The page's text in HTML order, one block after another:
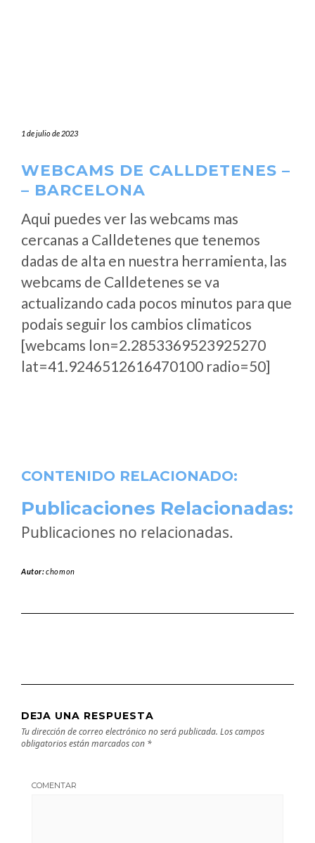
1 de julio de 2023
WEBCAMS DE CALLDETENES –
– BARCELONA
Aqui puedes ver las webcams mas
cercanas a Calldetenes que tenemos
dadas de alta en nuestra herramienta, las
webcams de Calldetenes se va
actualizando cada pocos minutos para que
podais seguir los cambios climaticos
[webcams lon=2.2853369523925270
lat=41.9246512616470100 radio=50]
CONTENIDO RELACIONADO:
Publicaciones Relacionadas:
Publicaciones no relacionadas.
Autor:chomon
DEJA UNA RESPUESTA
Tu dirección de correo electrónico no será publicada. Los campos
obligatorios están marcados con *
COMENTAR